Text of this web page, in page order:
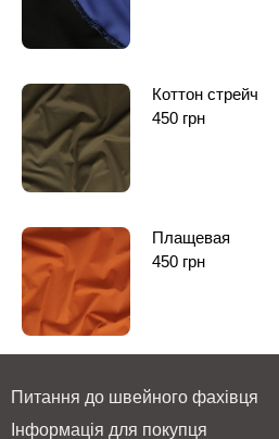
Коттон стрейч
450 грн
Плащевая
450 грн
Питання до швейного фахівця
Інформація для покупця